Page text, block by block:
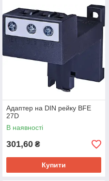
Адаптер на DIN рейку BFE
27D
В наявності
301,60 ₴
Купити